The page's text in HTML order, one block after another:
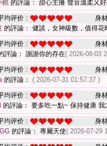
賴 的評論： 甜心主播 聲音溫柔又
均评价 : 身
的評論： 健談，女神級數，值得花
均评价 : 身
評論： 謝謝你的存在( 2026-08-03
均评价 : 身
的評論： ( 2026-07-31 01:57:37 )
均评价 : 身
的評論： 要多吃一點~ 保持健康
均评价 : 身
的評論： 專屬天使( 2026-07-29